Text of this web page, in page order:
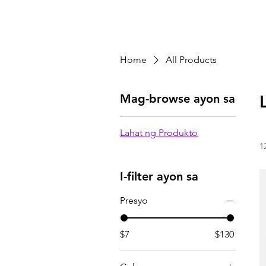
Home All Products
Mag-browse ayon sa
Lahat ng Produkto
I-filter ayon sa
Presyo
$7 $130